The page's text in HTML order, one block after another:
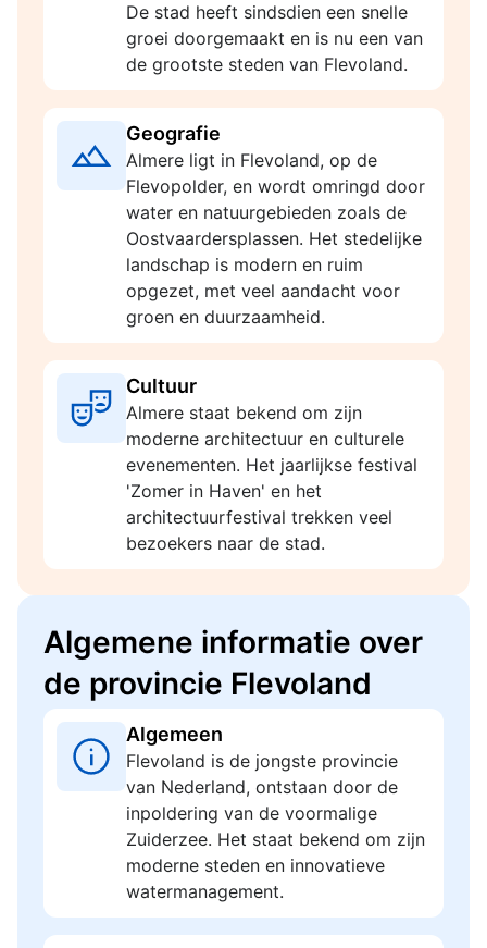
De stad heeft sindsdien een snelle
groei doorgemaakt en is nu een van
de grootste steden van Flevoland.
Geografie
Almere ligt in Flevoland, op de
Flevopolder, en wordt omringd door
water en natuurgebieden zoals de
Oostvaardersplassen. Het stedelijke
landschap is modern en ruim
opgezet, met veel aandacht voor
groen en duurzaamheid.
Cultuur
Almere staat bekend om zijn
moderne architectuur en culturele
evenementen. Het jaarlijkse festival
'Zomer in Haven' en het
architectuurfestival trekken veel
bezoekers naar de stad.
Algemene informatie over
de provincie Flevoland
Algemeen
Flevoland is de jongste provincie
van Nederland, ontstaan door de
inpoldering van de voormalige
Zuiderzee. Het staat bekend om zijn
moderne steden en innovatieve
watermanagement.